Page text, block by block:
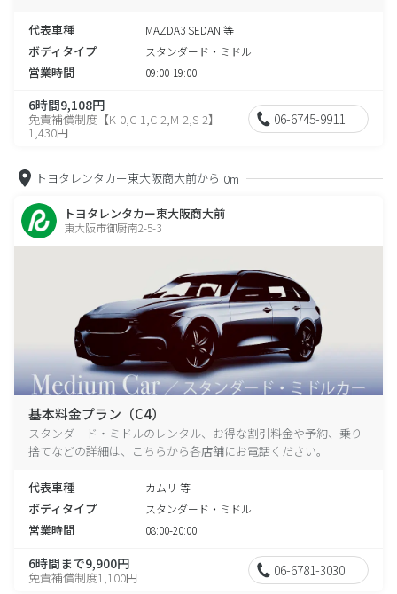
代表車種
MAZDA3 SEDAN 等
ボディタイプ スタンダード・ミドル
営業時間 09:00-19:00
6時間9,108円
免責補償制度【K-0,C-1,C-2,M-2,S-2】
1,430円
06-6745-9911
トヨタレンタカー東大阪商大前から 0m
トヨタレンタカー東大阪商大前
東大阪市御厨南2-5-3
基本料金プラン（C4）
スタンダード・ミドルのレンタル、お得な割引料金や予約、乗り
捨てなどの詳細は、こちらから各店舗にお電話ください。
代表車種 カムリ 等
ボディタイプ スタンダード・ミドル
営業時間 08:00-20:00
6時間まで9,900円
免責補償制度1,100円 06-6781-3030